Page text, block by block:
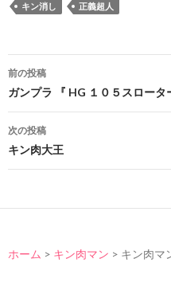
キン消し 正義超人
投
稿
ナ
ビ
ゲ
ー
ョ
前の投稿
ガンプラ 『 HG １０５スロー
次の投稿
キン肉大王
ホーム > キン肉マン > キン肉マ